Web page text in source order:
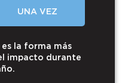
UNA VEZ
la forma más
impacto durante